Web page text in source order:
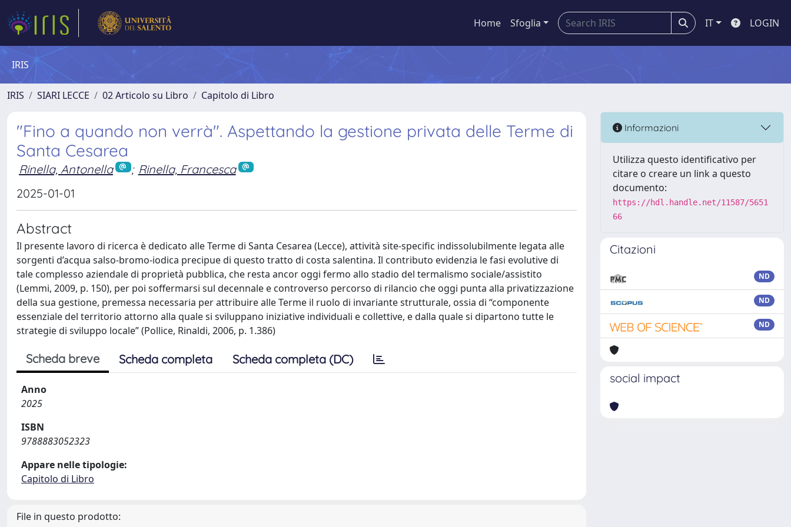
Home Sfoglia IT LOGIN
IRIS
IRIS SIARI LECCE 02 Articolo su Libro Capitolo di Libro
"Fino a quando non verrà". Aspettando la gestione privata delle Terme di
Santa Cesarea
Rinella, Antonella ; Rinella, Francesca
2025-01-01
Abstract
Il presente lavoro di ricerca è dedicato alle Terme di Santa Cesarea (Lecce), attività site-specific indissolubilmente legata alle
sorgenti d’acqua salso-bromo-iodica precipue di questo tratto di costa salentina. Il contributo evidenzia le fasi evolutive di
tale complesso aziendale di proprietà pubblica, che resta ancor oggi fermo allo stadio del termalismo sociale/assistito
(Lemmi, 2009, p. 150), per poi soffermarsi sul decennale e controverso percorso di rilancio che oggi punta alla privatizzazione
della sua gestione, premessa necessaria per attribuire alle Terme il ruolo di invariante strutturale, ossia di “componente
essenziale del territorio attorno alla quale si sviluppano iniziative individuali e collettive, e dalla quale si dipartono tutte le
strategie di sviluppo locale” (Pollice, Rinaldi, 2006, p. 1.386)
Scheda breve Scheda completa Scheda completa (DC)
Anno
2025
ISBN
9788883052323
Appare nelle tipologie:
Capitolo di Libro
File in questo prodotto:
Informazioni
Utilizza questo identificativo per
citare o creare un link a questo
documento:
https://hdl.handle.net/11587/5651
66
Citazioni
ND
ND
ND
social impact